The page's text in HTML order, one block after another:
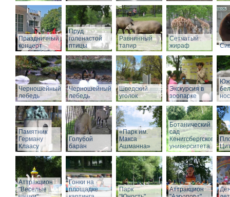
Праздничный
концерт
Пруд
голенастой
птицы
Равнинный
тапир
Сетчатый
жираф
Черношейный
лебедь
Черношейный
лебедь
Шведский
уголок
Экскурсия в
зоопарке
Памятник
Герману
Клаасу
Голубой
баран
«Парк им.
Макса
Ашманна»
Ботанический
сад
Кенигсбергского
университета
Аттракцион
"Веселые
Гонки на
площадке
Парк
Аттракцион